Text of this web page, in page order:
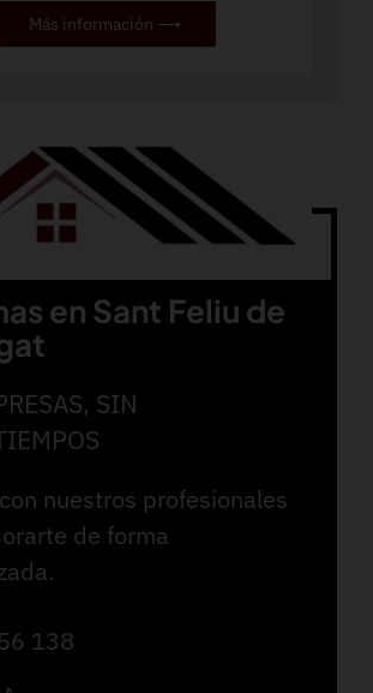
Más información ⟶
en Sant Feliu de
SIN
nuestros profesionales
de forma
138